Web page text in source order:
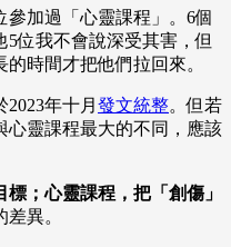
參加過「心靈課程」。6個
位我不會說深受其害，但
時間才把他們拉回來。
年十月 發文統整。但若
心靈課程最大的不同，應該
；心靈課程，把「創傷」
異。